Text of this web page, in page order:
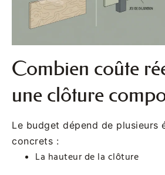
Combien coûte
une clôture
Le budget dépend de plusieurs
concrets :
La hauteur de la clôture